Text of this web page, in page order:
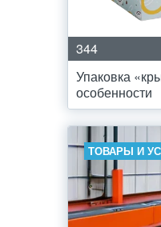
344
Упаковка
особенности
ТОВАРЫ И